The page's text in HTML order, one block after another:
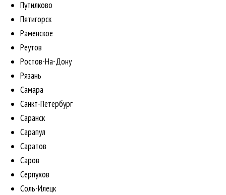
Путилково
Пятигорск
Раменское
Реутов
Ростов-На-Дону
Рязань
Самара
Санкт-Петербург
Саранск
Сарапул
Саратов
Саров
Серпухов
Соль-Илецк